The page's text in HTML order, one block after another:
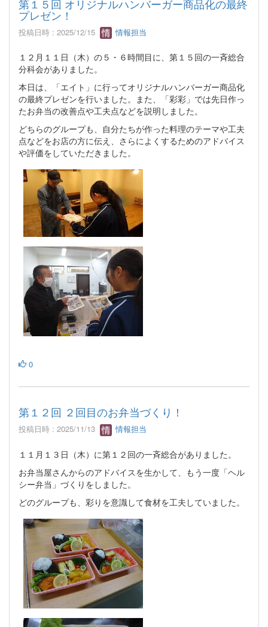
第１５回 オリジナルハンバーガー商品化の最終
プレゼン！
投稿日時 : 2025/12/15 情報担当
１２月１１日（木）の５・６時間目に、第１５回の一斉総合
分科会がありました。
本日は、「エイト」に行ってオリジナルハンバーガー商品化
の最終プレゼンを行いました。また、「彩彩」では先日作っ
たお弁当の改善点や工夫点などを説明しました。
どちらのグループも、自分たちが作った料理のテーマや工夫
点などをお店の方に伝え、さらによくするためのアドバイス
や評価をしていただきました。
0
第１２回 ２回目のお弁当づくり！
投稿日時 : 2025/11/13 情報担当
１１月１３日（木）に第１２回の一斉総合がありました。
お弁当屋さんからのアドバイスを生かして、もう一度「ヘル
シー弁当」づくりをしました。
どのグループも、彩りを意識して食材を工夫していました。